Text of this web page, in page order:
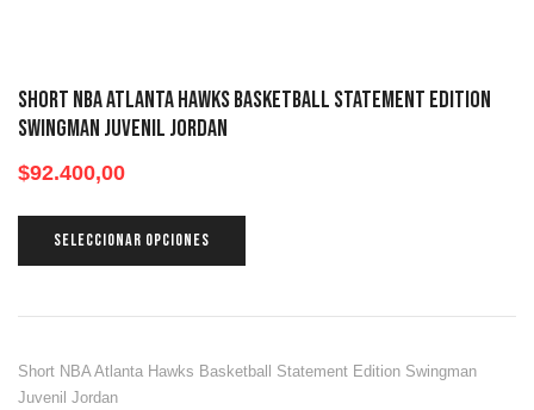
Short NBA Atlanta Hawks Basketball Statement Edition
Swingman Juvenil Jordan
$92.400,00
SELECCIONAR OPCIONES
Short NBA Atlanta Hawks Basketball Statement Edition Swingman
Juvenil Jordan